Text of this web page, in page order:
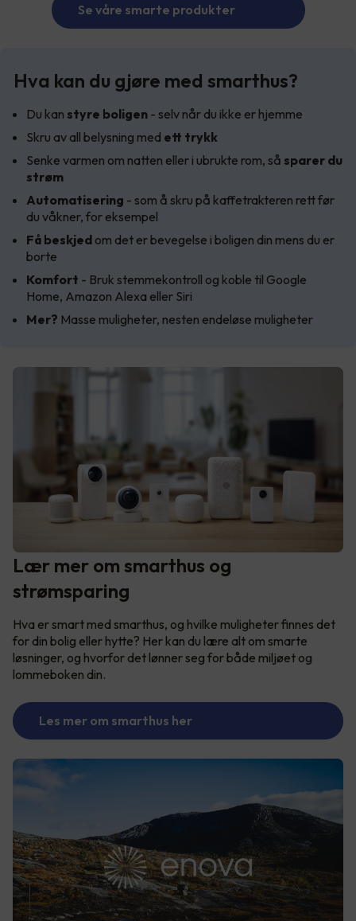
Se våre smarte produkter
Hva kan du gjøre med smarthus?
Du kan styre boligen - selv når du ikke er hjemme
Skru av all belysning med ett trykk
Senke varmen om natten eller i ubrukte rom, så sparer du
strøm
Automatisering - som å skru på kaffetrakteren rett før
du våkner, for eksempel
Få beskjed om det er bevegelse i boligen din mens du er
borte
Komfort - Bruk stemmekontroll og koble til Google
Home, Amazon Alexa eller Siri
Mer? Masse muligheter, nesten endeløse muligheter
Lær mer om smarthus og
strømsparing
Hva er smart med smarthus, og hvilke muligheter finnes det
for din bolig eller hytte? Her kan du lære alt om smarte
løsninger, og hvorfor det lønner seg for både miljøet og
lommeboken din.
Les mer om smarthus her